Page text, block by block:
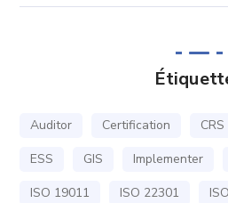
Auditor Certification CRS
ESS
GIS Implementer
ISO 19011
ISO 22301